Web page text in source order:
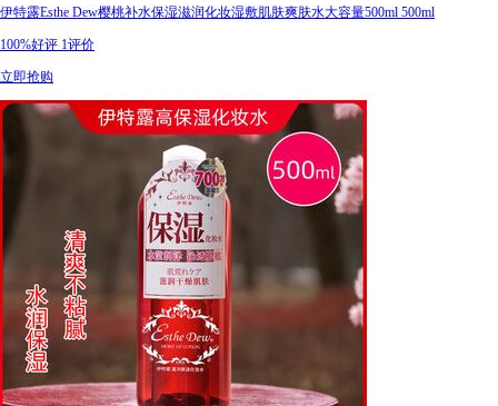
伊特露Esthe Dew樱桃补水保湿滋润化妆湿敷肌肤爽肤水大容量500ml 500ml
100%好评 1评价
立即抢购